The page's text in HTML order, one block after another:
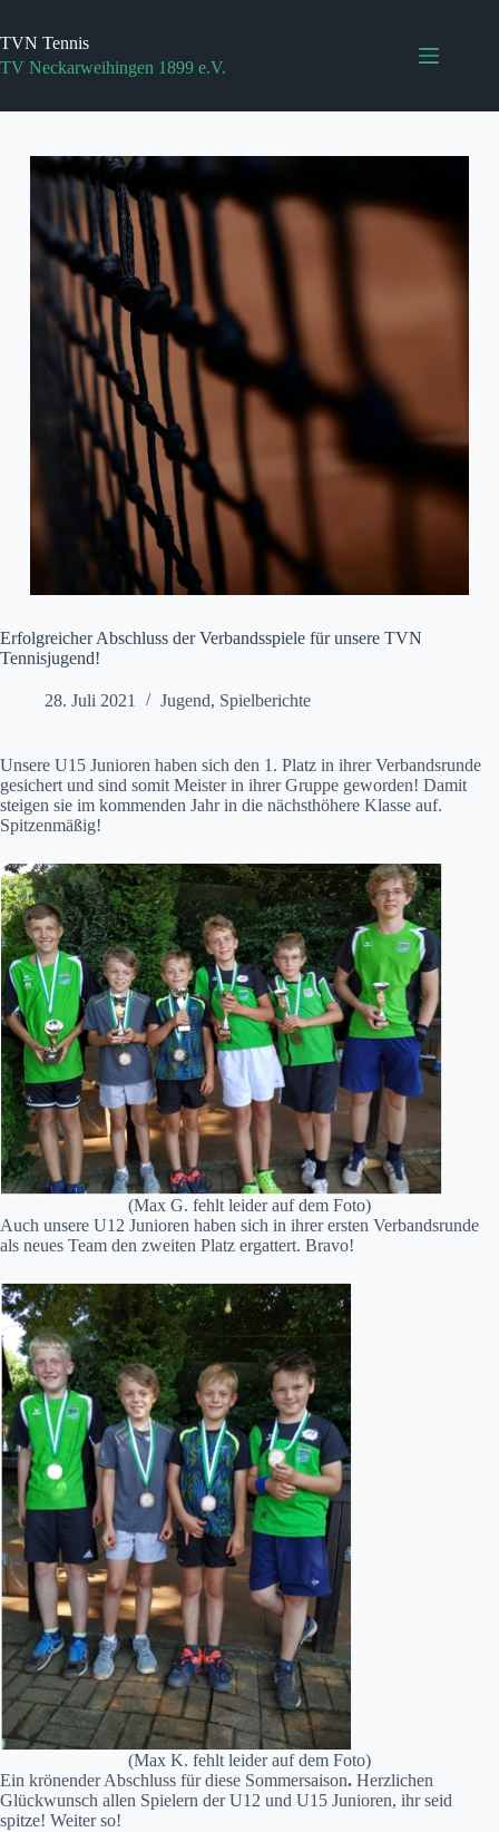
springen
TVN Tennis
TV Neckarweihingen 1899 e.V.
Erfolgreicher Abschluss der Verbandsspiele für unsere TVN
Tennisjugend!
28. Juli 2021 Jugend, Spielberichte
Unsere U15 Junioren haben sich den 1. Platz in ihrer Verbandsrunde
gesichert und sind somit Meister in ihrer Gruppe geworden! Damit
steigen sie im kommenden Jahr in die nächsthöhere Klasse auf.
Spitzenmäßig!
(Max G. fehlt leider auf dem Foto)
Auch unsere U12 Junioren haben sich in ihrer ersten Verbandsrunde
als neues Team den zweiten Platz ergattert. Bravo!
(Max K. fehlt leider auf dem Foto)
Ein krönender Abschluss für diese Sommersaison. Herzlichen
Glückwunsch allen Spielern der U12 und U15 Junioren, ihr seid
spitze! Weiter so!